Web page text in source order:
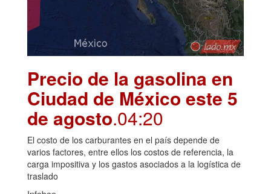
Precio de la gasolina en
Ciudad de México este 5
de agosto.04:20
El costo de los carburantes en el país depende de
varios factores, entre ellos los costos de referencia, la
carga impositiva y los gastos asociados a la logística de
traslado